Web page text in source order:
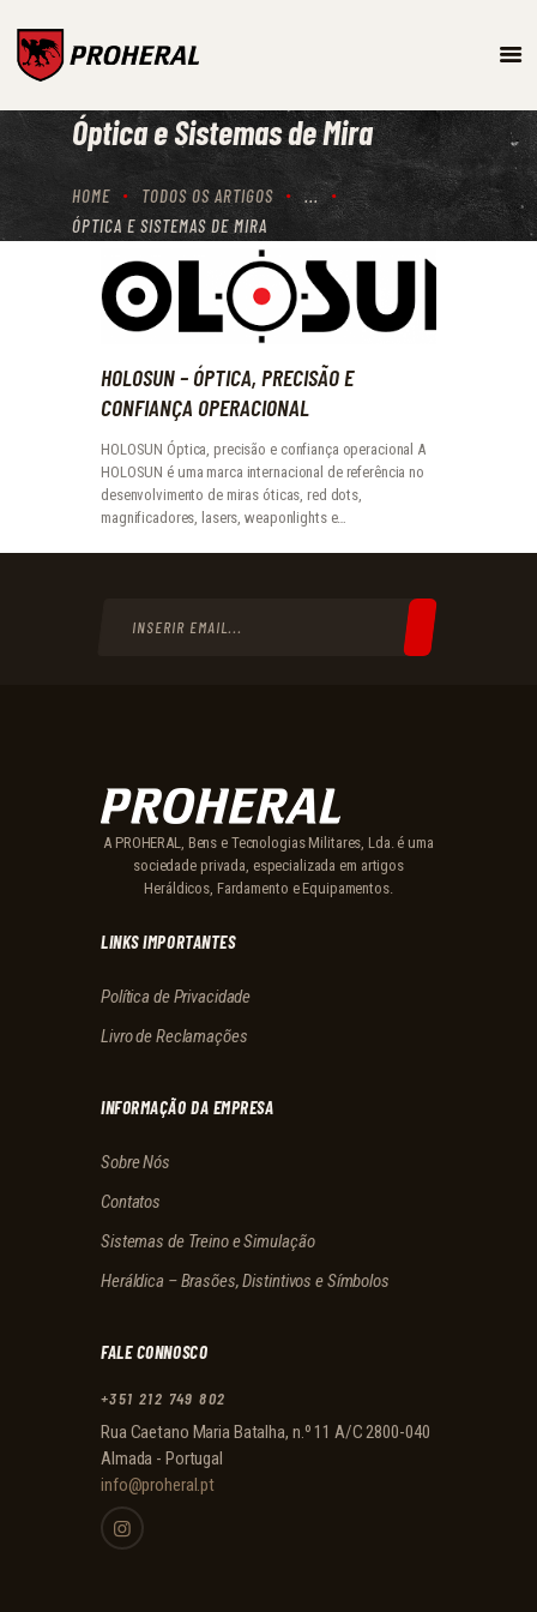
Óptica e Sistemas de Mira
HOME TODOS OS ARTIGOS
...
ÓPTICA E SISTEMAS DE MIRA
SISTEMAS DE TREINO E
SIMULAÇÃO
PROTEÇÃO BALÍSTICA
PRODUTOS
HOLOSUN – ÓPTICA, PRECISÃO E
CONFIANÇA OPERACIONAL
HOLOSUN Óptica, precisão e confiança operacional A
HOLOSUN é uma marca internacional de referência no
desenvolvimento de miras óticas, red dots,
magnificadores, lasers, weaponlights e…
A PROHERAL, Bens e Tecnologias Militares, Lda. é uma
sociedade privada, especializada em artigos
Heráldicos, Fardamento e Equipamentos.
LINKS IMPORTANTES
Política de Privacidade
Livro de Reclamações
INFORMAÇÃO DA EMPRESA
Sobre Nós
Contatos
Sistemas de Treino e Simulação
Heráldica – Brasões, Distintivos e Símbolos
FALE CONNOSCO
+351 212 749 802
Rua Caetano Maria Batalha, n.º 11 A/C 2800-040
Almada - Portugal
info@proheral.pt